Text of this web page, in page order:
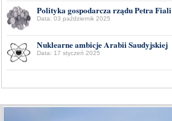
Polityka gospodarcza rządu Petra Fiali
Data: 03 październik 2025
Nuklearne ambicje Arabii Saudyjskiej
Data: 17 styczeń 2025